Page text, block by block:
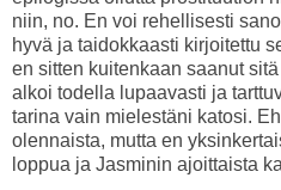
niin, no. En voi rehellisesti
hyvä ja taidokkaasti kirjoitettu
en sitten kuitenkaan saanut
alkoi todella lupaavasti ja
tarina vain mielestäni katosi.
olennaista, mutta en
loppua ja Jasminin ajoittaista